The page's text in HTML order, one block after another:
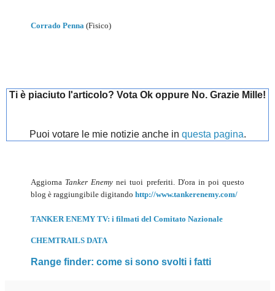
Corrado Penna (Fisico)
Ti è piaciuto l'articolo? Vota Ok oppure No. Grazie Mille!
Puoi votare le mie notizie anche in questa pagina.
Aggiorna Tanker Enemy nei tuoi preferiti. D'ora in poi questo
blog è raggiungibile digitando http://www.tankerenemy.com/
TANKER ENEMY TV: i filmati del Comitato Nazionale
CHEMTRAILS DATA
Range finder: come si sono svolti i fatti